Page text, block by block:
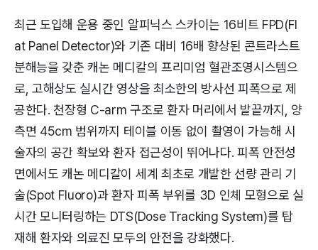
최근 도입해 운용 중인 알피닉스 스카이는 16비트 FPD(Fl
at Panel Detector)와 기존 대비 16배 향상된 콘트라스트
분해능을 갖춘 캐논 메디칼의 프리미엄 혈관조영시스템으
로, 고해상도 실시간 영상을 최소한의 방사선 피폭으로 제
공한다. 천장형 C-arm 구조로 환자 머리에서 발끝까지, 양
측면 45cm 범위까지 테이블 이동 없이 촬영이 가능해 시
술자의 공간 확보와 환자 접근성이 뛰어나다. 피폭 안전성
면에서도 캐논 메디칼이 세계 최초로 개발한 선량 관리 기
술(Spot Fluoro)과 환자 피폭 부위를 3D 인체 모형으로 실
시간 모니터링하는 DTS(Dose Tracking System)를 탑
재해 환자와 의료진 모두의 안전을 강화했다.